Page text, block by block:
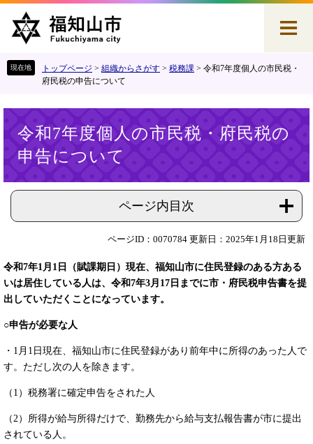
す
し
トップページ > 組織からさがす > 税務課 > 令和7年度個人の市民税・
府民税の申告について
令和7年度個人の市民税・府民税の
申告について
ページ内目次
ページID：0070784 更新日：2025年1月18日更新
令和7年1月1日（賦課期日）現在、福知山市に住民登録のある方ある
いは居住している人は、 令和7年3月17日までに市・府民税申告書を提
出していただくことになっています。
○申告が必要な人
・1月1日現在、福知山市に住民登録があり前年中に所得のあった人で
す。ただし次の人を除きます。​
（1）税務署に確定申告をされた人
（2）所得が給与所得だけで、勤務先から給与支払報告書が市に提出
されている人。